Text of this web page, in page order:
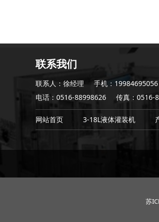
联系我们
联系人：徐经理
手机：
电话：0516-88998626
传真：0516-
网站首页 3-18L液体灌装机
苏